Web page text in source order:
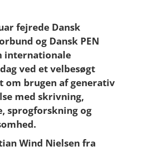
fejrede Dansk
og Dansk PEN
internationale
ved et velbesøgt
om brugen af generativ
med skrivning,
sprogforskning og
Wind Nielsen fra